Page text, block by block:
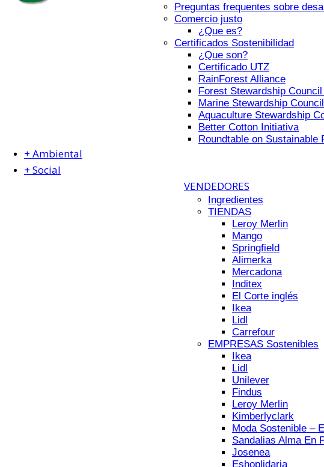
Preguntas frequentes sobre
Comercio justo
¿Que es?
Certificados Sostenibilidad
¿Que son?
Certificado UTZ
RainForest Alliance
Forest Stewardship
Marine Stewardship
Aquaculture Stewardship
Better Cotton Initiativa
Roundtable on Sustainable
+ Ambiental
+ Social
VENDEDORES
Ingredientes
TIENDAS
Leroy Merlin
Mango
Springfield
Alimerka
Mercadona
Inditex
El Corte inglés
Ikea
Lidl
Carrefour
EMPRESAS Sostenibles
Ikea
Lidl
Unilever
Findus
Leroy Merlin
Kimberlyclark
Moda Sostenible –
Sandalias Alma En
Josenea
Eshoplidaria